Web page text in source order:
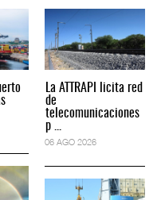
La ATTRAPI licita red
de
telecomunicaciones
p ...
06 AGO 2026